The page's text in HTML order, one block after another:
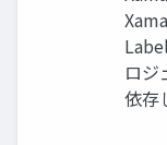
ロジ
依存